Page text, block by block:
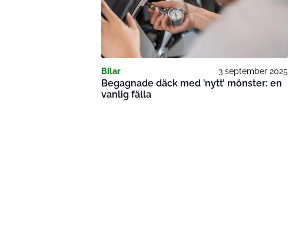
Bilar 3 september 2025
Begagnade däck med ’nytt’ mönster: en
vanlig fälla